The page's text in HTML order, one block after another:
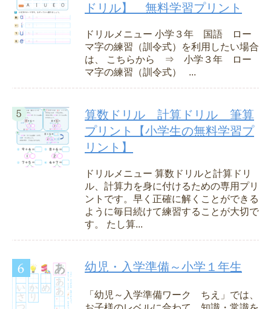
ドリル】 無料学習プリント
ドリルメニュー 小学３年 国語 ロー
マ字の練習（訓令式）を利用したい場合
は、 こちらから ⇒ 小学３年 ロー
マ字の練習（訓令式） ...
算数ドリル 計算ドリル 筆算
プリント【小学生の無料学習プ
リント】
ドリルメニュー 算数ドリルと計算ドリ
ル、計算力を身に付けるための専用プリ
ントです。早く正確に解くことができる
ように毎日続けて練習することが大切で
す。 たし算...
幼児・入学準備～小学１年生
「幼児～入学準備ワーク ちえ」では、